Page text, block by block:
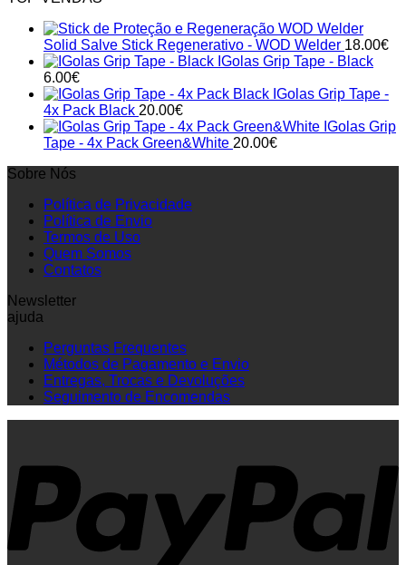
Solid Salve Stick Regenerativo - WOD Welder 18.00€
IGolas Grip Tape - Black
6.00€
IGolas Grip Tape -
4x Pack Black 20.00€
IGolas Grip
Tape - 4x Pack Green&White 20.00€
Sobre Nós
Política de Privacidade
Política de Envio
Termos de Uso
Quem Somos
Contatos
Newsletter
ajuda
Perguntas Frequentes
Métodos de Pagamento e Envio
Entregas, Trocas e Devoluções
Seguimento de Encomendas